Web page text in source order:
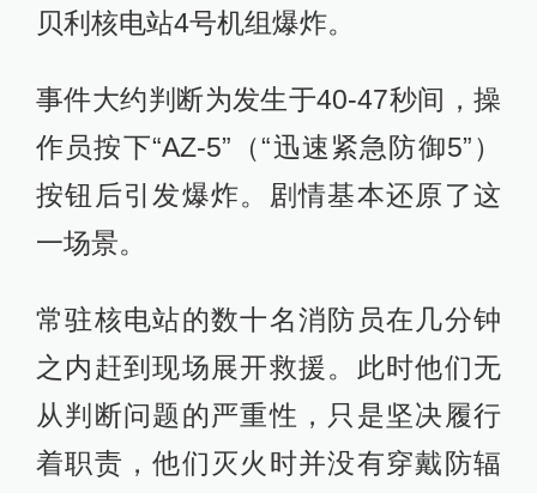
贝利核电站4号机组爆炸。
事件大约判断为发生于40-47秒间，操
作员按下“AZ-5”（“迅速紧急防御5”）
按钮后引发爆炸。剧情基本还原了这
一场景。
常驻核电站的数十名消防员在几分钟
之内赶到现场展开救援。此时他们无
从判断问题的严重性，只是坚决履行
着职责，他们灭火时并没有穿戴防辐